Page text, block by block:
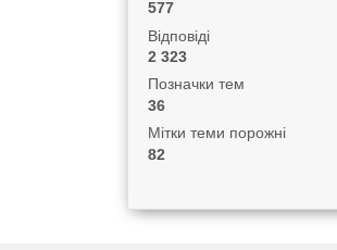
577
Відповіді
2 323
Позначки тем
36
Мітки теми порожні
82